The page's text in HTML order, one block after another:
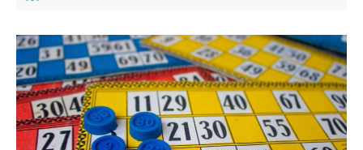
Soirée Bingo au gîte la Chambrette !! Venez gagner des
lots insolites autour d'un apéro dinatoire chaleureux.